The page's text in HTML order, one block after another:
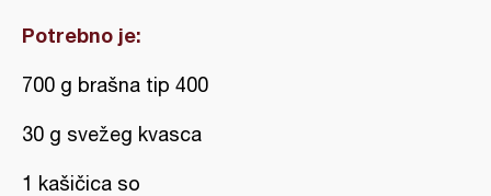
Potrebno je:
700 g brašna tip 400
30 g svežeg kvasca
1 kašičica so